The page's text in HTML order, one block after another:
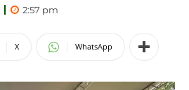
2:57 pm
X WhatsApp